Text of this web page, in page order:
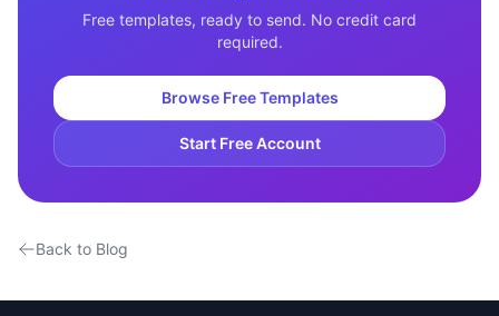
Free templates, ready to send. No credit card
required.
Browse Free Templates
Start Free Account
Back to Blog